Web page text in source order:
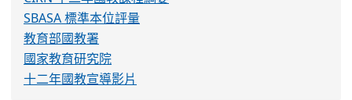
SBASA 標準本位評量
教育部國教署
國家教育研究院
十二年國教宣導影片